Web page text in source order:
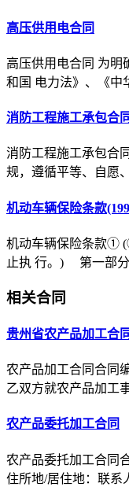
高压供用电合同
高压供用电合同 为明
和国 电力法》、《中
消防工程施工承包合同
消防工程施工承包合
规，遵循平等、自愿
机动车辆保险条款
机动车辆保险条款①
止执 行。) 第一部
相关合同
贵州省农产品加工合
农产品加工合同合同
乙双方就农产品加工
农产品委托加工合同
农产品委托加工合同
住所地/居住地：联系